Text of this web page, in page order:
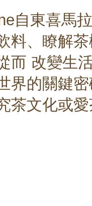
自東喜馬
料、瞭解
而 改變生
界的關鍵
茶文化或